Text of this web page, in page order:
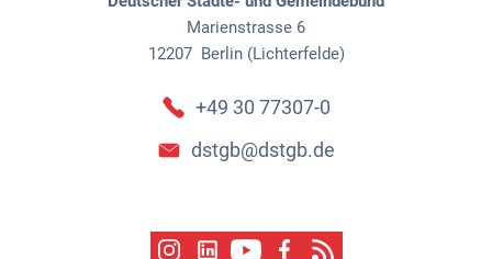
Marienstrasse 6
12207 Berlin (Lichterfelde)
+49 30 77307-0
dstgb@dstgb.de